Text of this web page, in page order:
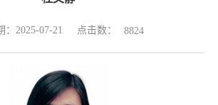
：2025-07-21 点击数： 8824